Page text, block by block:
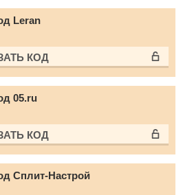
Leran
КОД
05.ru
КОД
Сплит-Настрой